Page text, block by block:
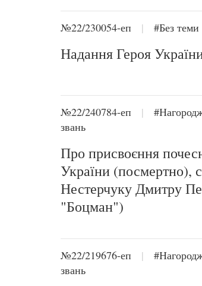
№22/230054-еп | #Без теми
Надання Героя
№22/240784-еп |
звань
Про присвоєння
України (посмертно),
Нестерчуку Дмитру
"Боцман")
№22/219676-еп |
звань